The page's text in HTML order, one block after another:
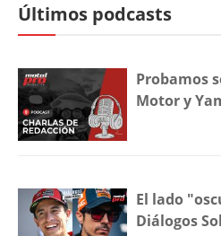
Últimos podcasts
Probamos
Motor y
El lado
Diálogos